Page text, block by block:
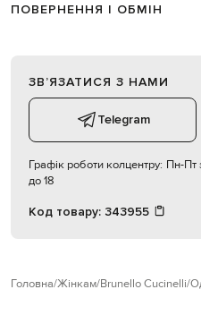
ПОВЕРНЕННЯ І ОБМІН
ЗВʼЯЗАТИСЯ З НАМИ
Telegram
Графік роботи колцентру: Пн-Пт
до 18
Код товару: 343955
Головна Жінкам Brunello Cucinelli